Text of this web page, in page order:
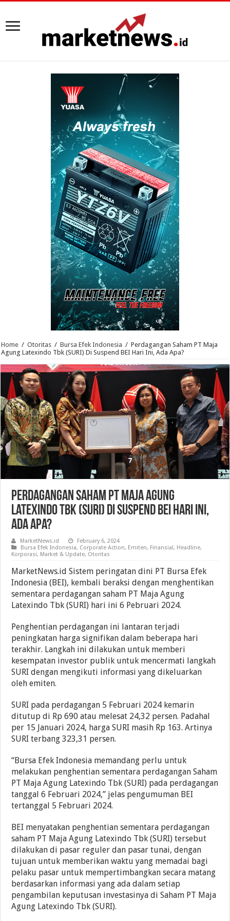
Home / Otoritas / Bursa Efek Indonesia / Perdagangan Saham PT Maja
Agung Latexindo Tbk (SURI) Di Suspend BEI Hari Ini, Ada Apa?
Perdagangan Saham PT Maja Agung
Latexindo Tbk (SURI) Di Suspend BEI Hari Ini,
Ada Apa?
MarketNews.id
February 6, 2024
Bursa Efek Indonesia, Corporate Action, Emiten, Finansial, Headline,
Korporasi, Market & Update, Otoritas
MarketNews.id Sistem peringatan dini PT Bursa Efek
Indonesia (BEI), kembali beraksi dengan menghentikan
sementara perdagangan saham PT Maja Agung
Latexindo Tbk (SURI) hari ini 6 Pebruari 2024.
Penghentian perdagangan ini lantaran terjadi
peningkatan harga signifikan dalam beberapa hari
terakhir. Langkah ini dilakukan untuk memberi
kesempatan investor publik untuk mencermati langkah
SURI dengan mengikuti informasi yang dikeluarkan
oleh emiten.
SURI pada perdagangan 5 Februari 2024 kemarin
ditutup di Rp 690 atau melesat 24,32 persen. Padahal
per 15 Januari 2024, harga SURI masih Rp 163. Artinya
SURI terbang 323,31 persen.
“Bursa Efek Indonesia memandang perlu untuk
melakukan penghentian sementara perdagangan Saham
PT Maja Agung Latexindo Tbk (SURI) pada perdagangan
tanggal 6 Februari 2024,” jelas pengumuman BEI
tertanggal 5 Februari 2024.
BEI menyatakan penghentian sementara perdagangan
saham PT Maja Agung Latexindo Tbk (SURI) tersebut
dilakukan di pasar reguler dan pasar tunai, dengan
tujuan untuk memberikan waktu yang memadai bagi
pelaku pasar untuk mempertimbangkan secara matang
berdasarkan informasi yang ada dalam setiap
pengambilan keputusan investasinya di Saham PT Maja
Agung Latexindo Tbk (SURI).